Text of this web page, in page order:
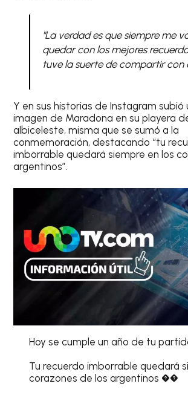
"La verdad es que siempre me
quedar con los mejores
tuve la suerte de compartir con
Y en sus historias de Instagram
imagen de Maradona en su playera
albiceleste, misma que se sumó a la
conmemoración, destacando “tu
imborrable quedará siempre en los
argentinos”.
Hoy se cumple un año de tu
Tu recuerdo imborrable quedará
corazones de los argentinos ��